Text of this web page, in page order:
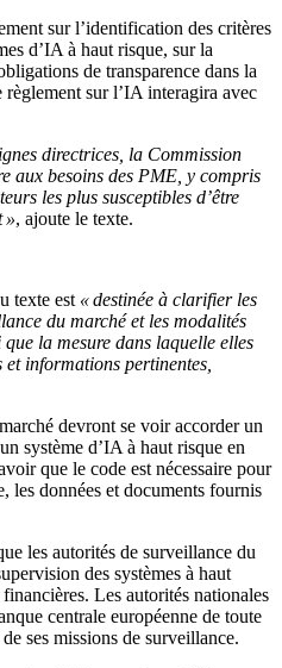
sur l’identification des critères
d’IA à haut risque, sur la
de transparence dans la
sur l’IA interagira avec
directrices, la Commission
aux besoins des PME, y compris
les plus susceptibles d’être
», ajoute le texte.
texte est « destinée à clarifier les
du marché et les modalités
la mesure dans laquelle elles
informations pertinentes,
devront se voir accorder un
système d’IA à haut risque en
que le code est nécessaire pour
les données et documents fournis
les autorités de surveillance du
des systèmes à haut
Les autorités nationales
centrale européenne de toute
ses missions de surveillance.